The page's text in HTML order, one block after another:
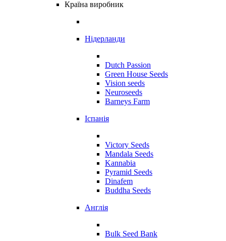
Країна виробник
Нідерланди
Dutch Passion
Green House Seeds
Vision seeds
Neuroseeds
Barneys Farm
Іспанія
Victory Seeds
Mandala Seeds
Kannabia
Pyramid Seeds
Dinafem
Buddha Seeds
Англія
Bulk Seed Bank